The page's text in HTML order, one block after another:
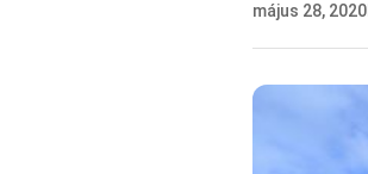
május 28, 2020